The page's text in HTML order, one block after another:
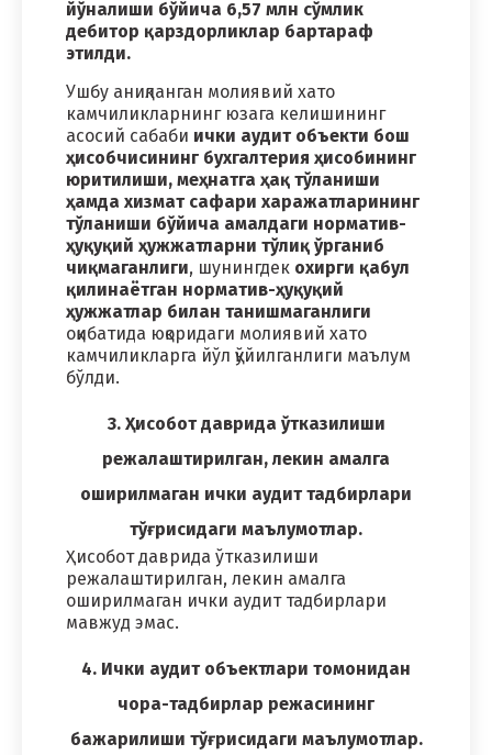
йўналиши бўйича 6,57 млн сўмлик
дебитор қарздорликлар бартараф
этилди.
Ушбу аниқланган молиявий хато
камчиликларнинг юзага келишининг
асосий сабаби ички аудит объекти бош
ҳисобчисининг бухгалтерия ҳисобининг
юритилиши, меҳнатга ҳақ тўланиши
ҳамда хизмат сафари харажатларининг
тўланиши бўйича амалдаги норматив-
ҳуқуқий ҳужжатларни тўлиқ ўрганиб
чиқмаганлиги, шунингдек охирги қабул
қилинаётган норматив-ҳуқуқий
ҳужжатлар билан танишмаганлиги
оқибатида юқоридаги молиявий хато
камчиликларга йўл қўйилганлиги маълум
бўлди.
3. Ҳисобот даврида ўтказилиши
режалаштирилган, лекин амалга
оширилмаган ички аудит тадбирлари
тўғрисидаги маълумотлар.
Ҳисобот даврида ўтказилиши
режалаштирилган, лекин амалга
оширилмаган ички аудит тадбирлари
мавжуд эмас.
4. Ички аудит объектлари томонидан
чора-тадбирлар режасининг
бажарилиши тўғрисидаги маълумотлар.